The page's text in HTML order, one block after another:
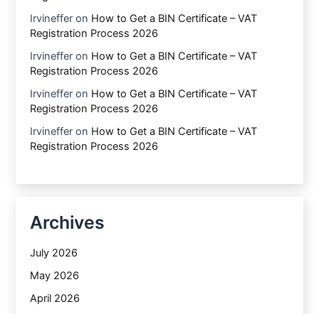
Irvineffer on How to Get a BIN Certificate – VAT
Registration Process 2026
Irvineffer on How to Get a BIN Certificate – VAT
Registration Process 2026
Irvineffer on How to Get a BIN Certificate – VAT
Registration Process 2026
Irvineffer on How to Get a BIN Certificate – VAT
Registration Process 2026
Archives
July 2026
May 2026
April 2026